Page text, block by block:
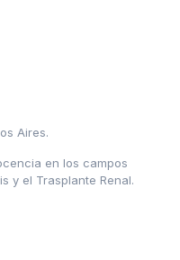
Aires.
en los campos
y el Trasplante Renal.